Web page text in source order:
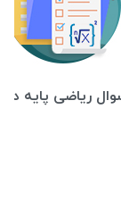
ریاضی پایه